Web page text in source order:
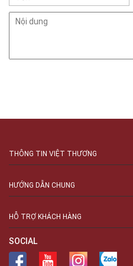
Việt Thương Music - 49E Phan
49E Phan Đăng Lưu, Phường Bình
Chí Minh
THÔNG TIN VIỆT THƯƠNG
HƯỚNG DẪN CHUNG
HỖ TRỢ KHÁCH HÀNG
SOCIAL